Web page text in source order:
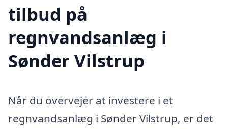
tilbud på
regnvandsanlæg i
Sønder Vilstrup
Når du overvejer at investere i et
regnvandsanlæg i Sønder Vilstrup, er det